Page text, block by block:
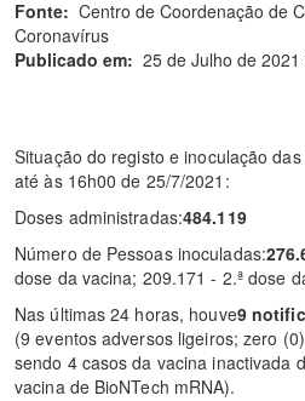
Fonte: Centro de Coordenação de
Coronavírus
Publicado em: 25 de Julho de 2021
Situação do registo e inoculação
até às 16h00 de 25/7/2021:
Doses administradas:484.119
Número de Pessoas inoculadas:
dose da vacina; 209.171 - 2.ª dose
Nas últimas 24 horas, houve9
(9 eventos adversos ligeiros; zero
sendo 4 casos da vacina inactivada
vacina de BioNTech mRNA).